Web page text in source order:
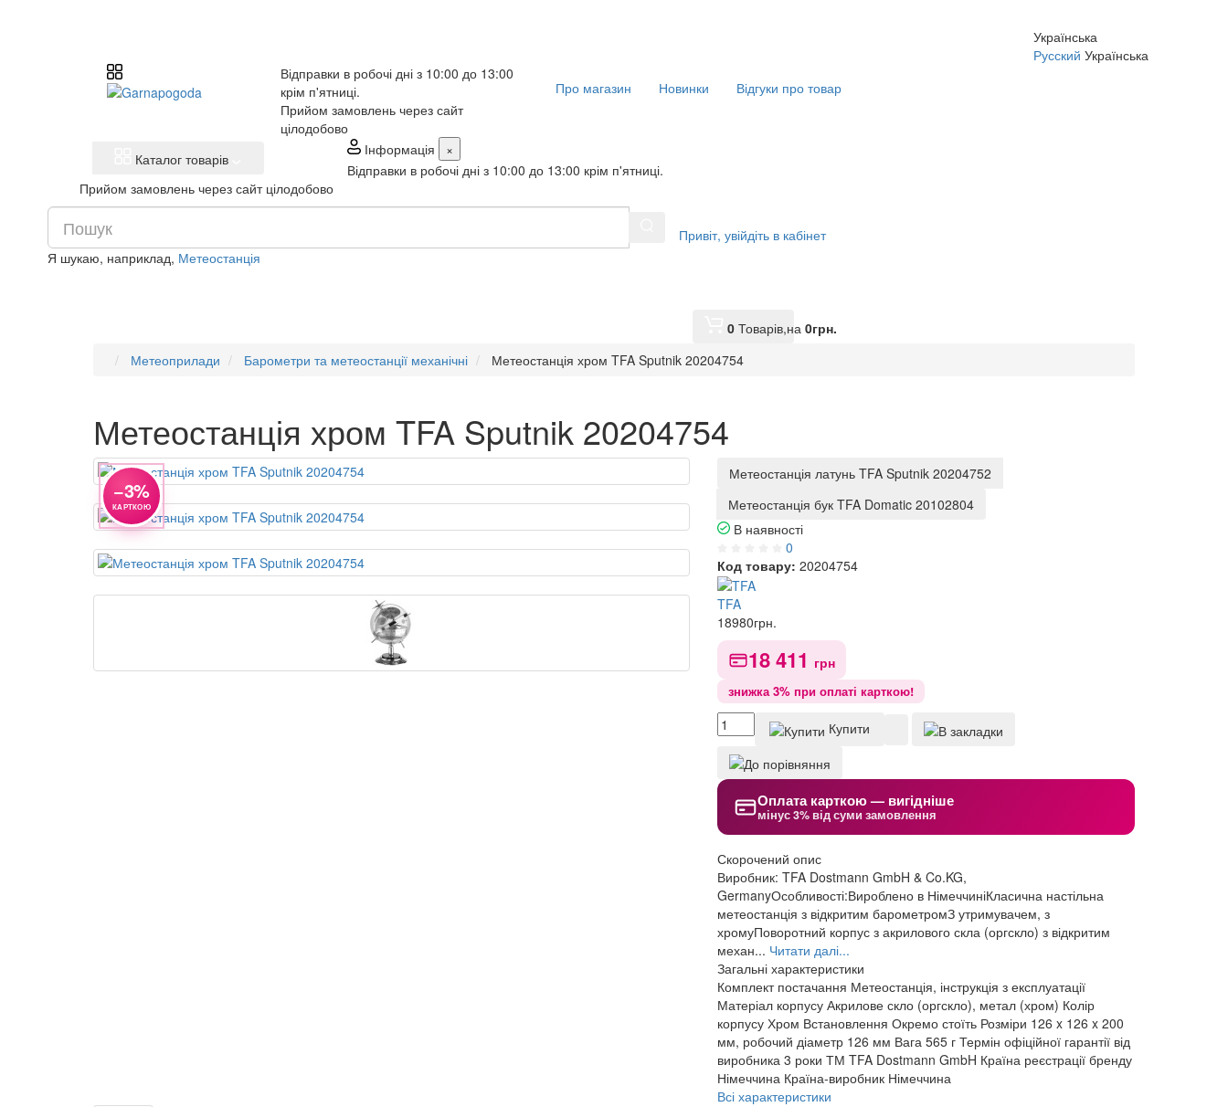
Українська
Русский Українська
Відправки в робочі дні з 10:00 до 13:00
крім п'ятниці.
Прийом замовлень через сайт
цілодобово
Про магазин Новинки Відгуки про товар
Каталог товарів
Інформація
×
Відправки в робочі дні з 10:00 до 13:00 крім п'ятниці.
Прийом замовлень через сайт цілодобово
Я шукаю, наприклад, Метеостанція
Привіт, увійдіть в кабінет
0 Товарів,на0грн.
Метеоприлади
Барометри та метеостанції механічні Метеостанція хром TFA Sputnik 20204754
Метеостанція хром TFA Sputnik 20204754
−3%
КАРТКОЮ
Метеостанція латунь TFA Sputnik 20204752
Метеостанція бук TFA Domatic 20102804
В наявності
0
Код товару: 20204754
TFA
18980грн.
18 411 грн
знижка 3% при оплаті карткою!
Купити
Оплата карткою — вигідніше
мінус 3% від суми замовлення
Скорочений опис
Виробник: TFA Dostmann GmbH & Co.KG,
GermanyОсобливості:Вироблено в НімеччиніКласична настільна
метеостанція з відкритим барометромЗ утримувачем, з
хромуПоворотний корпус з акрилового скла (оргскло) з відкритим
механ... Читати далі...
Загальні характеристики
Комплект постачання Метеостанція, інструкція з експлуатації
Матеріал корпусу Акрилове скло (оргскло), метал (хром) Колір
корпусу Хром Встановлення Окремо стоїть Розміри 126 x 126 x 200
мм, робочий діаметр 126 мм Вага 565 г Термін офіційної гарантії від
виробника 3 роки ТМ TFA Dostmann GmbH Країна реєстрації бренду
Німеччина Країна-виробник Німеччина
Всі характеристики